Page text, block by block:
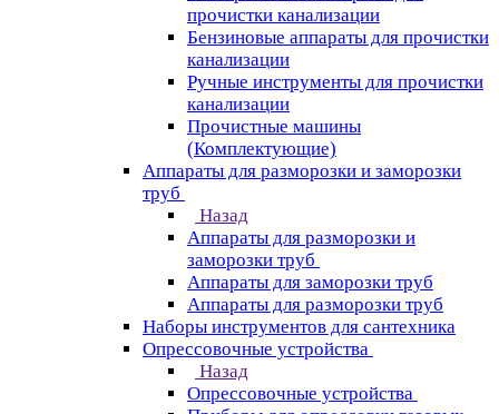
прочистки канализации
Бензиновые аппараты для прочистки
канализации
Ручные инструменты для прочистки
канализации
Прочистные машины
(Комплектующие)
Аппараты для разморозки и заморозки
труб
Назад
Аппараты для разморозки и
заморозки труб
Аппараты для заморозки труб
Аппараты для разморозки труб
Наборы инструментов для сантехника
Опрессовочные устройства
Назад
Опрессовочные устройства